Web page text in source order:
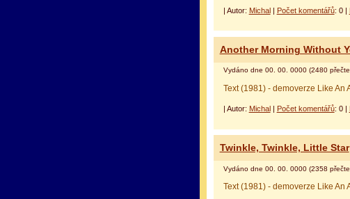
| Autor: Michal| Počet komentářů: 0 |
Another Morning Without
Vydáno dne 00. 00. 0000 (2480
Text (1981) - demoverze Like An
| Autor: Michal| Počet komentářů: 0 |
Twinkle, Twinkle, Little Star
Vydáno dne 00. 00. 0000 (2358
Text (1981) - demoverze Like An